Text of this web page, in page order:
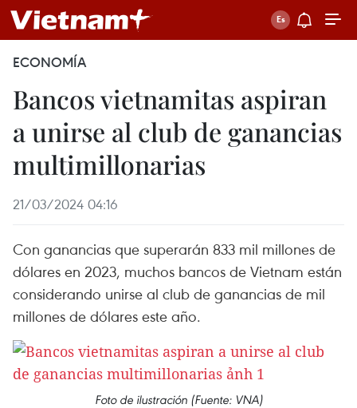
ECONOMÍA
Bancos vietnamitas aspiran
a unirse al club de ganancias
multimillonarias
21/03/2024 04:16
Con ganancias que superarán 833 mil millones de
dólares en 2023, muchos bancos de Vietnam están
considerando unirse al club de ganancias de mil
millones de dólares este año.
Foto de ilustración (Fuente: VNA)